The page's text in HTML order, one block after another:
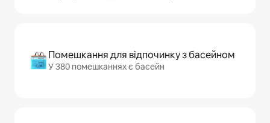
Помешкання для відпочинку з басейном
У 380 помешканнях є басейн